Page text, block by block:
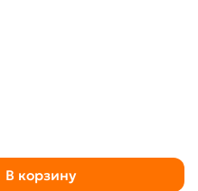
В корзину